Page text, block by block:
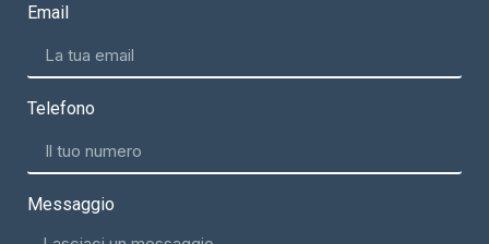
Email
Telefono
Messaggio